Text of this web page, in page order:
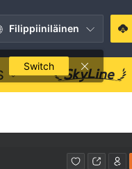
Filippiiniläinen
Switch